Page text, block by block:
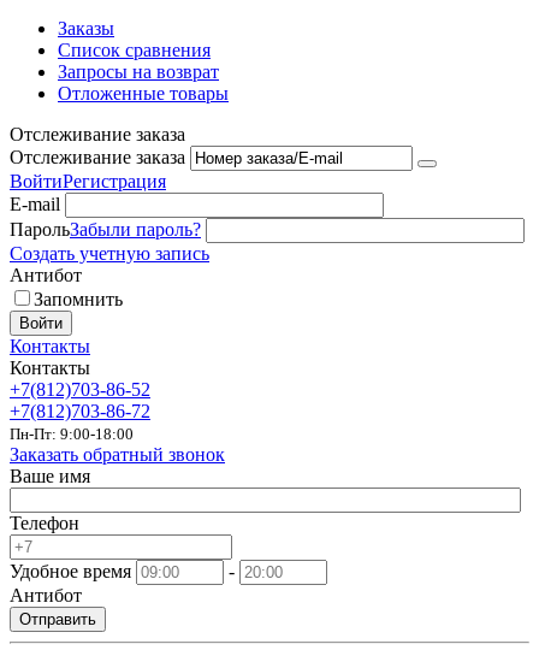
Заказы
Список сравнения
Запросы на возврат
Отложенные товары
Отслеживание заказа
Отслеживание заказа
ВойтиРегистрация
E-mail
ПарольЗабыли пароль?
Создать учетную запись
Антибот
Запомнить
Войти
Контакты
Контакты
+7(812)703-86-52
+7(812)703-86-72
Пн-Пт: 9:00-18:00
Заказать обратный звонок
Ваше имя
Телефон
Удобное время
-
Антибот
Отправить